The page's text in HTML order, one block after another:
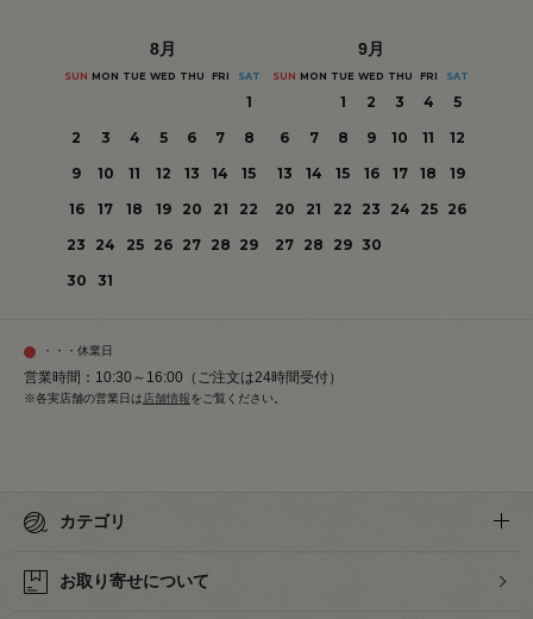
8月
SUN MON TUE WED THU FRI SAT
1
2
3 4 5 6 7
8
9
10 11 12 13 14
15
16
17 18 19 20 21
22
23
24 25 26 27 28 29
30
31
9月
SUN MON TUE WED THU FRI SAT
1 2 3 4
5
6
7 8 9 10 11
12
13
14 15 16 17 18
19
20
21 22 23 24 25
26
27 28 29 30
・・・休業日
営業時間：10:30～16:00（ご注文は24時間受付）
※各実店舗の営業日は店舗情報をご覧ください。
カテゴリ
お取り寄せについて